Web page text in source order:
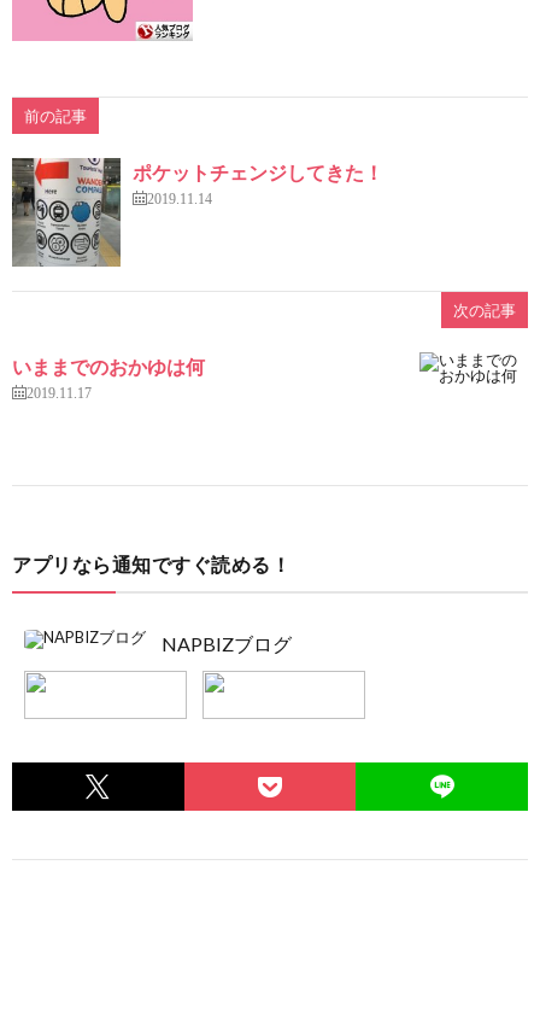
前の記事
ポケットチェンジしてきた！
2019.11.14
次の記事
いままでのおかゆは何
2019.11.17
アプリなら通知ですぐ読める！
NAPBIZブログ